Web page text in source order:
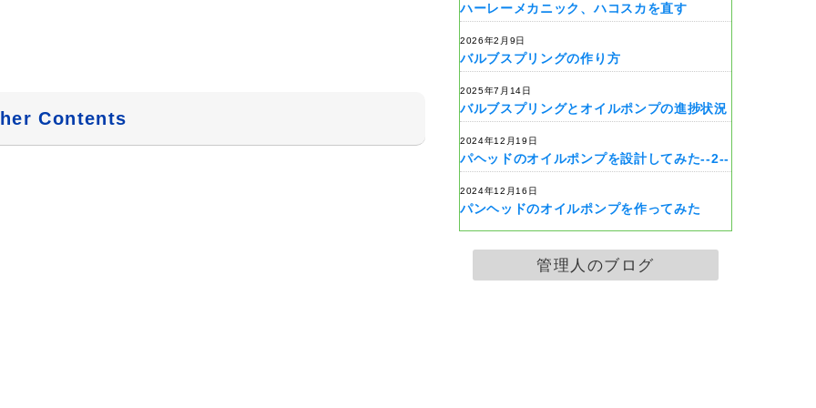
Contents
ハーレーメカニック、ハコスカを直す
2026年2月9日
バルブスプリングの作り方
2025年7月14日
バルブスプリングとオイルポンプの進捗状況
2024年12月19日
パヘッドのオイルポンプを設計してみた--2--
2024年12月16日
パンヘッドのオイルポンプを作ってみた
管理人のブログ